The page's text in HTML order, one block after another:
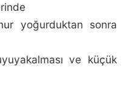
yoğurduktan sonra
ve küçük